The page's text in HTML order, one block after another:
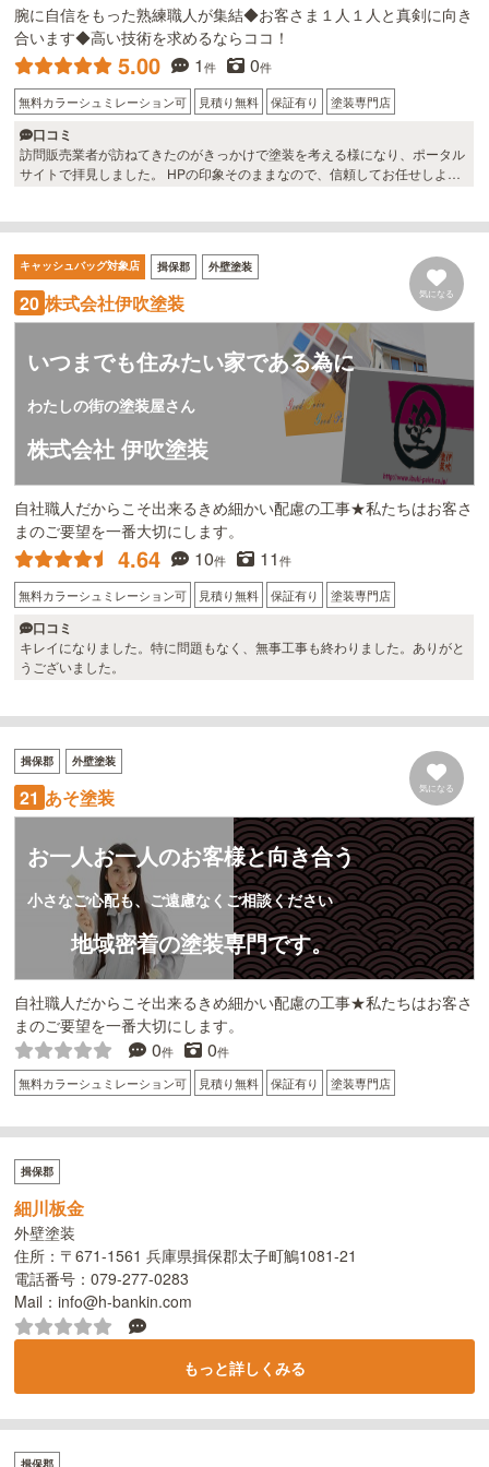
腕に自信をもった熟練職人が集結◆お客さま１人１人と真剣に向き
合います◆高い技術を求めるならココ！
5.00 1件 0件
無料カラーシュミレーション可 見積り無料 保証有り 塗装専門店
口コミ
訪問販売業者が訪ねてきたのがきっかけで塗装を考える様になり、ポータル
サイトで拝見しました。 HPの印象そのままなので、信頼してお任せしよう
キャッシュバッグ対象店 揖保郡 外壁塗装
20 株式会社伊吹塗装 気になる
いつまでも住みたい家である為に
わたしの街の塗装屋さん
株式会社 伊吹塗装
自社職人だからこそ出来るきめ細かい配慮の工事★私たちはお客さ
まのご要望を一番大切にします。
4.64 10件 11件
無料カラーシュミレーション可 見積り無料 保証有り 塗装専門店
口コミ
キレイになりました。特に問題もなく、無事工事も終わりました。ありがと
うございました。
揖保郡 外壁塗装
21 あそ塗装 気になる
お一人お一人のお客様と向き合う
小さなご心配も、ご遠慮なくご相談ください
地域密着の塗装専門です。
自社職人だからこそ出来るきめ細かい配慮の工事★私たちはお客さ
まのご要望を一番大切にします。
0件 0件
無料カラーシュミレーション可 見積り無料 保証有り 塗装専門店
揖保郡
細川板金
外壁塗装
住所：〒671-1561 兵庫県揖保郡太子町鵤1081-21
電話番号：079-277-0283
Mail：info@h-bankin.com
もっと詳しくみる
揖保郡